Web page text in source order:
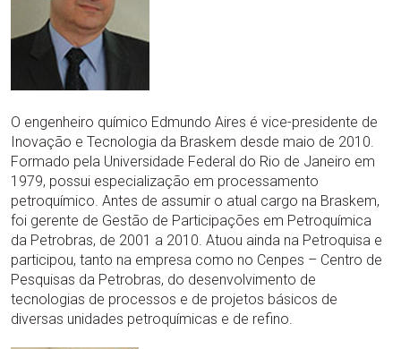
O engenheiro químico Edmundo Aires é vice-presidente de
Inovação e Tecnologia da Braskem desde maio de 2010.
Formado pela Universidade Federal do Rio de Janeiro em
1979, possui especialização em processamento
petroquímico. Antes de assumir o atual cargo na Braskem,
foi gerente de Gestão de Participações em Petroquímica
da Petrobras, de 2001 a 2010. Atuou ainda na Petroquisa e
participou, tanto na empresa como no Cenpes – Centro de
Pesquisas da Petrobras, do desenvolvimento de
tecnologias de processos e de projetos básicos de
diversas unidades petroquímicas e de refino.